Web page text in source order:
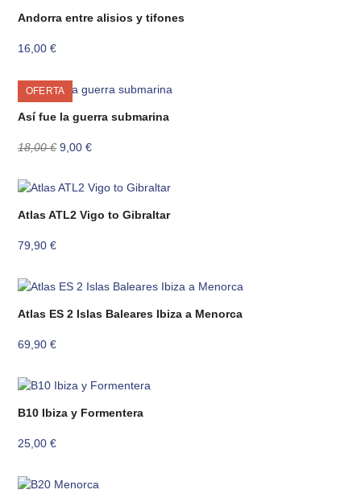
Andorra entre alisios y tifones
16,00€
OFERTA
Así fue la guerra submarina
18,00€ El
era:
9,00€El
es:
Atlas ATL2 Vigo to Gibraltar
79,90€
Atlas ES 2 Islas Baleares Ibiza a Menorca
69,90€
B10 Ibiza y Formentera
25,00€